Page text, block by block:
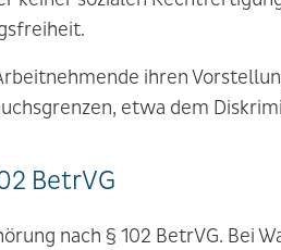
ihren
etwa dem
BetrVG
nach § 102 BetrVG.